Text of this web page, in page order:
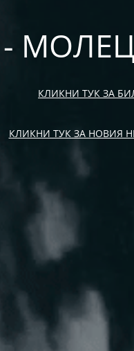
-
КЛИКНИ ТУК ЗА
КЛИКНИ ТУК ЗА НОВИЯ